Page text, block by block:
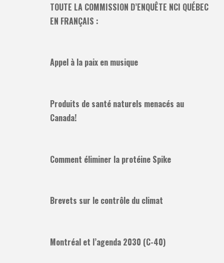
TOUTE LA COMMISSION D’ENQUÊTE NCI QUÉBEC
EN FRANÇAIS :
Appel à la paix en musique
Produits de santé naturels menacés au
Canada!
Comment éliminer la protéine Spike
Brevets sur le contrôle du climat
Montréal et l’agenda 2030 (C-40)